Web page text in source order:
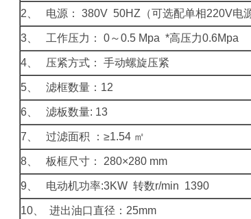
2、 电源： 380V 50HZ（可选配单相220V电源
3、 工作压力： 0～0.5 Mpa *高压力0.6Mpa
4、 压紧方式： 手动螺旋压紧
5、 滤框数量：12
6、 滤板数量: 13
7、 过滤面积 ：≥1.54 ㎡
8、 板框尺寸： 280×280 mm
9、 电动机功率:3KW 转数r/min 1390
10、 进出油口直径：25mm